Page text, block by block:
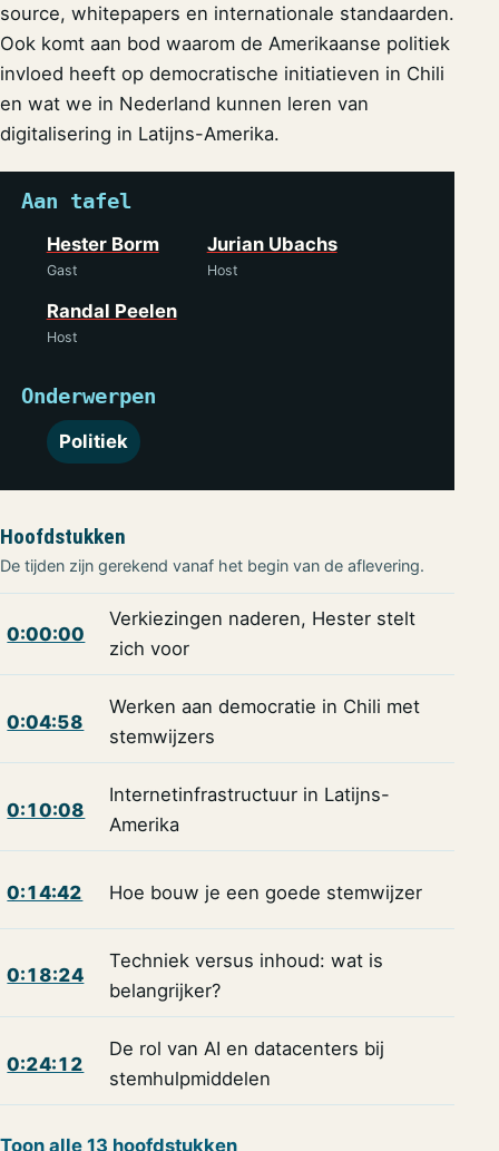
source, whitepapers en internationale standaarden.
Ook komt aan bod waarom de Amerikaanse politiek
invloed heeft op democratische initiatieven in Chili
en wat we in Nederland kunnen leren van
digitalisering in Latijns-Amerika.
Aan tafel
Hester Borm
Gast
Jurian Ubachs
Host
Randal Peelen
Host
Onderwerpen
Politiek
Hoofdstukken
De tijden zijn gerekend vanaf het begin van de aflevering.
0:00:00
Verkiezingen naderen, Hester stelt
zich voor
0:04:58
Werken aan democratie in Chili met
stemwijzers
0:10:08
Internetinfrastructuur in Latijns-
Amerika
0:14:42 Hoe bouw je een goede stemwijzer
0:18:24
Techniek versus inhoud: wat is
belangrijker?
0:24:12
De rol van AI en datacenters bij
stemhulpmiddelen
Toon alle 13 hoofdstukken